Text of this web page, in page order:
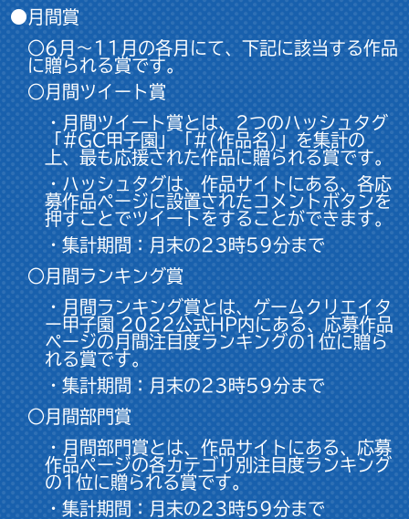
●月間賞
○6月〜11月の各月にて、下記に該当する作品
に贈られる賞です。
○月間ツイート賞
・月間ツイート賞とは、2つのハッシュタグ
「#GC甲子園」「#(作品名)」を集計の
上、最も応援された作品に贈られる賞です。
・ハッシュタグは、作品サイトにある、各応
募作品ページに設置されたコメントボタンを
押すことでツイートをすることができます。
・集計期間：月末の23時59分まで
○月間ランキング賞
・月間ランキング賞とは、ゲームクリエイタ
ー甲子園 2022公式HP内にある、応募作品
ページの月間注目度ランキングの1位に贈ら
れる賞です。
・集計期間：月末の23時59分まで
○月間部門賞
・月間部門賞とは、作品サイトにある、応募
作品ページの各カテゴリ別注目度ランキング
の1位に贈られる賞です。
・集計期間：月末の23時59分まで